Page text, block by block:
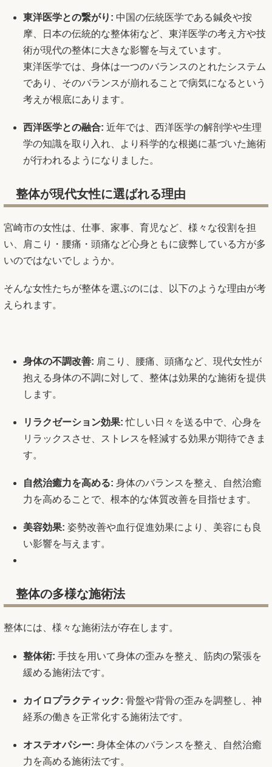
東洋医学との繋がり: 中国の伝統医学である鍼灸や按
摩、日本の伝統的な整体術など、東洋医学の考え方や技
術が現代の整体に大きな影響を与えています。
東洋医学では、身体は一つのバランスのとれたシステム
であり、そのバランスが崩れることで病気になるという
考えが根底にあります。
西洋医学との融合: 近年では、西洋医学の解剖学や生理
学の知識を取り入れ、より科学的な根拠に基づいた施術
が行われるようになりました。
整体が現代女性に選ばれる理由
宮崎市の女性は、仕事、家事、育児など、様々な役割を担
い、肩こり・腰痛・頭痛など心身ともに疲弊している方が多
いのではないでしょうか。
そんな女性たちが整体を選ぶのには、以下のような理由が考
えられます。
身体の不調改善: 肩こり、腰痛、頭痛など、現代女性が
抱える身体の不調に対して、整体は効果的な施術を提供
します。
リラクゼーション効果: 忙しい日々を送る中で、心身を
リラックスさせ、ストレスを軽減する効果が期待できま
す。
自然治癒力を高める: 身体のバランスを整え、自然治癒
力を高めることで、根本的な体質改善を目指せます。
美容効果: 姿勢改善や血行促進効果により、美容にも良
い影響を与えます。
整体の多様な施術法
整体には、様々な施術法が存在します。
整体術: 手技を用いて身体の歪みを整え、筋肉の緊張を
緩める施術法です。
カイロプラクティック: 骨盤や背骨の歪みを調整し、神
経系の働きを正常化する施術法です。
オステオパシー: 身体全体のバランスを整え、自然治癒
力を高める施術法です。